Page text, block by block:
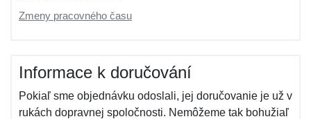
Zmeny pracovného času
Informace k doručování
Pokiaľ sme objednávku odoslali, jej doručovanie je už v
rukách dopravnej spoločnosti. Nemôžeme tak bohužiaľ